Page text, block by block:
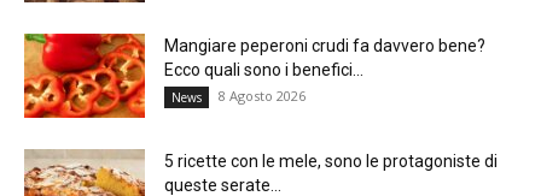
Mangiare peperoni crudi fa davvero bene?
Ecco quali sono i benefici...
News 8 Agosto 2026
5 ricette con le mele, sono le protagoniste di
queste serate...